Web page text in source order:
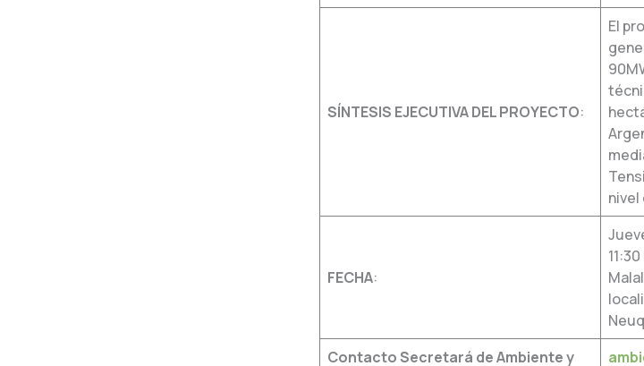
SÍNTESIS EJECUTIVA DEL PROYECTO:
El
nivel
FECHA:
Contacto Secretará de Ambiente y